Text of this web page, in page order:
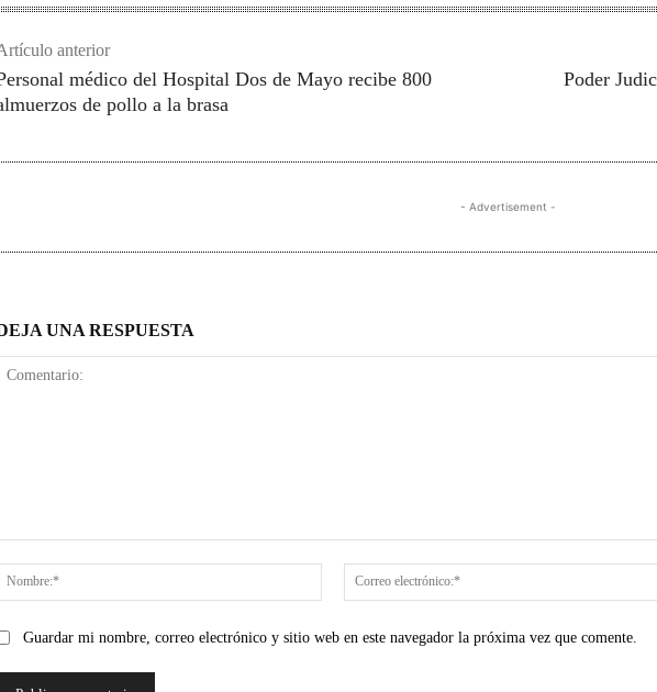
anterior
médico del Hospital Dos de Mayo recibe 800
de pollo a la brasa
Poder
- Advertisement -
UNA RESPUESTA
Nombre:*
Guardar mi nombre, correo electrónico y sitio web en este navegador la próxima vez que comente.